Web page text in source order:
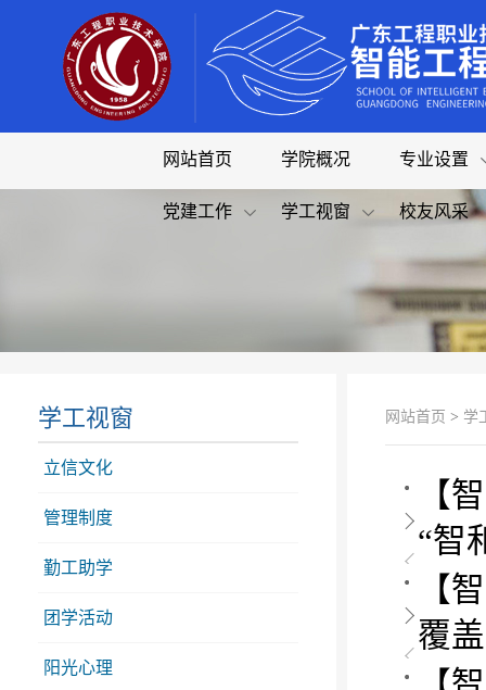
网站首页 学院概况 专业设置
党建工作 学工视窗 校友风采
学工视窗
立信文化
管理制度
勤工助学
团学活动
阳光心理
网站首页 > 学
【
“智
【
覆